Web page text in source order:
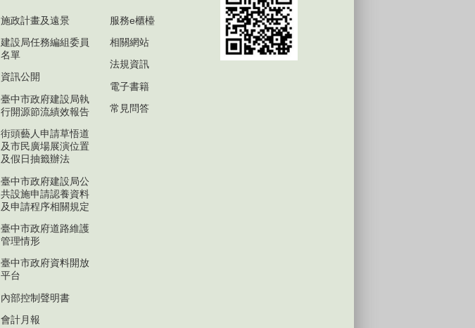
施政計畫及遠景
建設局任務編組委員
名單
資訊公開
臺中市政府建設局執
行開源節流績效報告
街頭藝人申請草悟道
及市民廣場展演位置
及假日抽籤辦法
臺中市政府建設局公
共設施申請認養資料
及申請程序相關規定
臺中市政府道路維護
管理情形
臺中市政府資料開放
平台
內部控制聲明書
會計月報
服務e櫃檯
相關網站
法規資訊
電子書籍
常見問答